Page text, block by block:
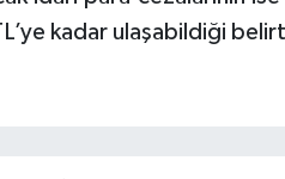
kadar ulaşabildiği